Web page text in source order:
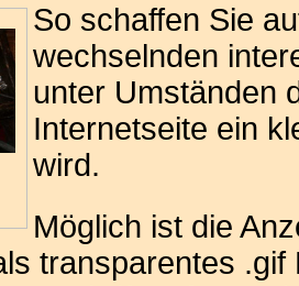
So schaffen Sie
wechselnden
unter Umständen
Internetseite ein
wird.
Möglich ist die
transparentes